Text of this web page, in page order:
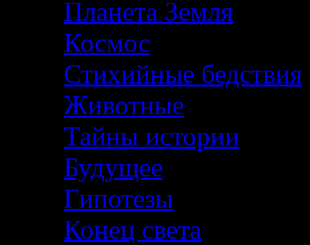
Планета Земля
Космос
Стихийные бедствия
Животные
Тайны истории
Будущее
Гипотезы
Конец света